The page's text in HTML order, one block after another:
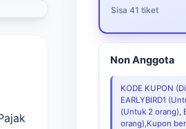
Sisa 41 tiket
Non Anggota
KODE KUPON
EARLYBIRD1
(Untuk 2 orang),
orang),Kupon